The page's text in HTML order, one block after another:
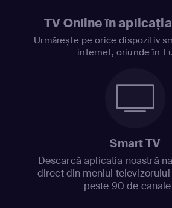
TV Online în
Urmărește pe orice dispozitiv
internet, oriunde în
Smart TV
Descarcă aplicația noastră
direct din meniul
peste 90 de canale